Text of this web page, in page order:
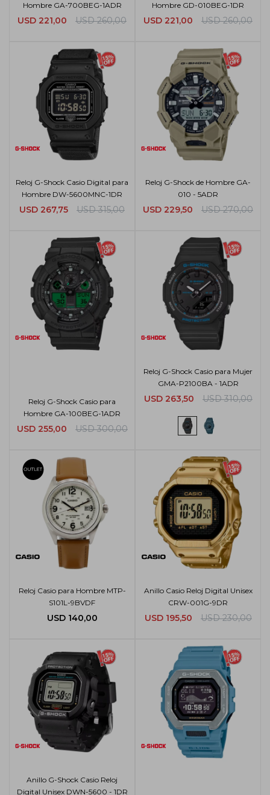
Hombre GA-700BEG-1ADR
USD 221,00 USD 260,00
Hombre GD-010BEG-1DR
USD 221,00 USD 260,00
Reloj G-Shock Casio Digital para
Hombre DW-5600MNC-1DR
USD 267,75 USD 315,00
Reloj G-Shock de Hombre GA-
010 - 5ADR
USD 229,50 USD 270,00
Reloj G-Shock Casio para
Hombre GA-100BEG-1ADR
USD 255,00 USD 300,00
Reloj G-Shock Casio para Mujer
GMA-P2100BA - 1ADR
USD 263,50 USD 310,00
Reloj Casio para Hombre MTP-
S101L-9BVDF
USD 140,00
Anillo Casio Reloj Digital Unisex
CRW-001G-9DR
USD 195,50 USD 230,00
Anillo G-Shock Casio Reloj
Digital Unisex DWN-5600 - 1DR